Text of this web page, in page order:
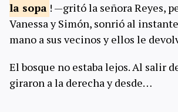
la sopa ! —gritó la señora Reyes,
Vanessa y Simón, sonrió al
mano a sus vecinos y ellos le
El bosque no estaba lejos. Al salir
giraron a la derecha y desde…